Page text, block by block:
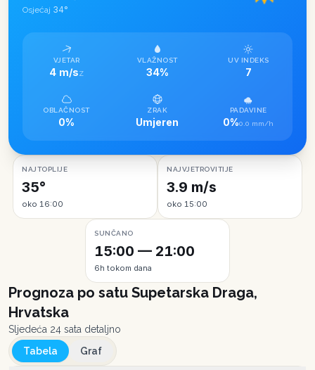
Osjećaj 34°
VJETAR
4 m/sZ
VLAŽNOST
34%
UV INDEKS
7
OBLAČNOST
0%
ZRAK
Umjeren
PADAVINE
0%0.0 mm/h
NAJTOPLIJE
35°
oko 16:00
NAJVJETROVITIJE
3.9 m/s
oko 15:00
SUNČANO
15:00 — 21:00
6h tokom dana
Prognoza po satu Supetarska Draga,
Hrvatska
Sljedeća 24 sata detaljno
Tabela
Graf